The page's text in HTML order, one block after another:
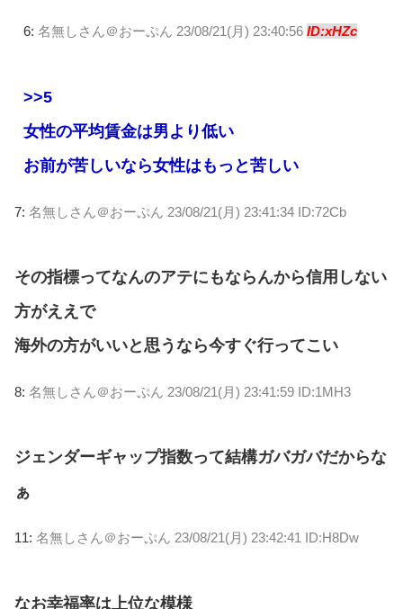
6: 名無しさん＠おーぷん 23/08/21(月) 23:40:56 ID:xHZc
>>5
女性の平均賃金は男より低い
お前が苦しいなら女性はもっと苦しい
7: 名無しさん＠おーぷん 23/08/21(月) 23:41:34 ID:72Cb
その指標ってなんのアテにもならんから信用しない
方がええで
海外の方がいいと思うなら今すぐ行ってこい
8: 名無しさん＠おーぷん 23/08/21(月) 23:41:59 ID:1MH3
ジェンダーギャップ指数って結構ガバガバだからな
ぁ
11: 名無しさん＠おーぷん 23/08/21(月) 23:42:41 ID:H8Dw
なお幸福率は上位な模様